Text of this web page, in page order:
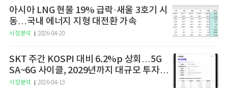
아시아 LNG 현물 19% 급락·새울 3호기 시
동…국내 에너지 지형 대전환 가속
시장분석 2026-04-20
SKT 주간 KOSPI 대비 6.2%p 상회…5G
SA~6G 사이클, 2029년까지 대규모 투자
예고
시장분석 2026-04-13